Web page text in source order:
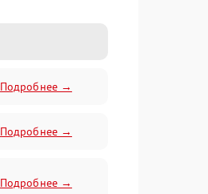
Подробнее →
Подробнее →
Подробнее →